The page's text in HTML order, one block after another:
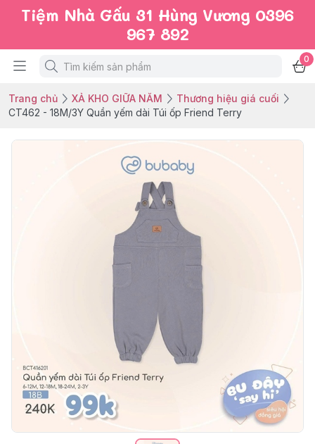
Tiệm Nhà Gấu 31 Hùng Vương 0396
967 892
0
Trang chủ XẢ KHO GIỮA NĂM
Thương hiệu giá cuối
CT462 - 18M/3Y Quần yếm dài Túi ốp Friend Terry